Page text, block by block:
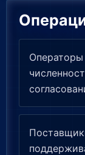
Операторы